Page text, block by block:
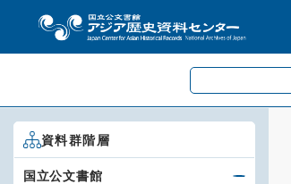
資料群階層
国立公文書館